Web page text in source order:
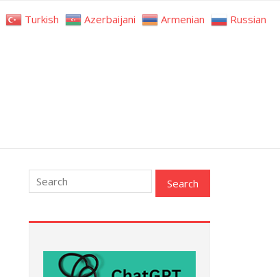
Turkish Azerbaijani Armenian Russian